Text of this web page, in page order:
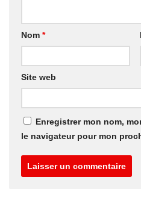
Nom *
Site web
Enregistrer mon nom,
le navigateur pour mon